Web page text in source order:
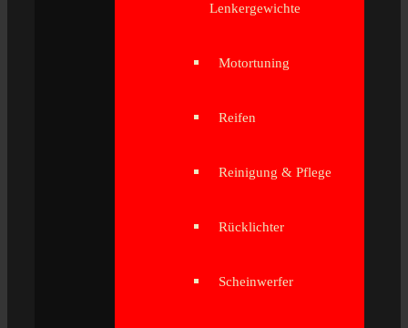
Lenkergewichte
Motortuning
Reifen
Reinigung & Pflege
Rücklichter
Scheinwerfer